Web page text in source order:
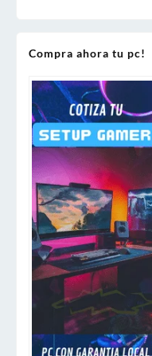
Compra ahora tu pc!